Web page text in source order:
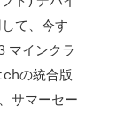
て、今す
マインクラ
の統合版
サマーセー